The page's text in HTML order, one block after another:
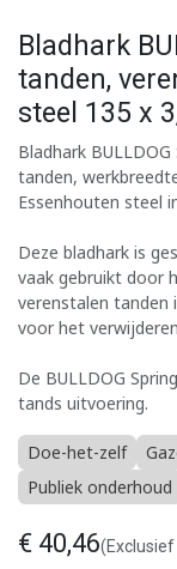
Bladhark
tanden,
steel 135 x
Bladhark
tanden,
Essenhouten steel
Deze bladhark is
vaak gebruikt door
verenstalen tanden
voor het
De BULLDOG
tands uitvoering.
Doe-het-zelf
Publiek onderhoud
€ 40,46